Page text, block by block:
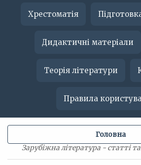
Хрестоматія
Дидактичні матеріали
Теорія літератури
Правила
Зарубіжна література - статті
Головна